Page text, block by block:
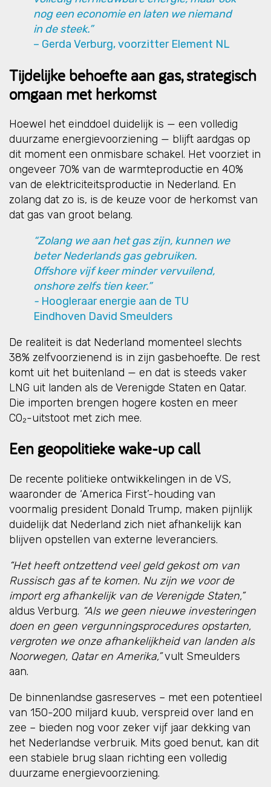
nog een economie en laten we niemand
in de steek.”
– Gerda Verburg, voorzitter Element NL
Tijdelijke behoefte aan gas, strategisch
omgaan met herkomst
Hoewel het einddoel duidelijk is — een volledig
duurzame energievoorziening — blijft aardgas op
dit moment een onmisbare schakel. Het voorziet in
ongeveer 70% van de warmteproductie en 40%
van de elektriciteitsproductie in Nederland. En
zolang dat zo is, is de keuze voor de herkomst van
dat gas van groot belang.
“Zolang we aan het gas zijn, kunnen we
beter Nederlands gas gebruiken.
Offshore vijf keer minder vervuilend,
onshore zelfs tien keer.”
- Hoogleraar energie aan de TU
Eindhoven David Smeulders
De realiteit is dat Nederland momenteel slechts
38% zelfvoorzienend is in zijn gasbehoefte. De rest
komt uit het buitenland — en dat is steeds vaker
LNG uit landen als de Verenigde Staten en Qatar.
Die importen brengen hogere kosten en meer
CO₂-uitstoot met zich mee.
Een geopolitieke wake-up call
De recente politieke ontwikkelingen in de VS,
waaronder de ‘America First’-houding van
voormalig president Donald Trump, maken pijnlijk
duidelijk dat Nederland zich niet afhankelijk kan
blijven opstellen van externe leveranciers.
“Het heeft ontzettend veel geld gekost om van
Russisch gas af te komen. Nu zijn we voor de
import erg afhankelijk van de Verenigde Staten,”
aldus Verburg. “Als we geen nieuwe investeringen
doen en geen vergunningsprocedures opstarten,
vergroten we onze afhankelijkheid van landen als
Noorwegen, Qatar en Amerika,”vult Smeulders
aan.
De binnenlandse gasreserves – met een potentieel
van 150-200 miljard kuub, verspreid over land en
zee – bieden nog voor zeker vijf jaar dekking van
het Nederlandse verbruik. Mits goed benut, kan dit
een stabiele brug slaan richting een volledig
duurzame energievoorziening.